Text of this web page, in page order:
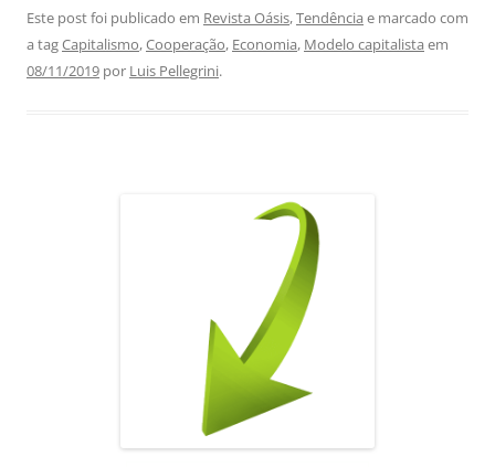
c
e
at
s
k
e
e
gr
ai
l
ar
e
Este post foi publicado em Revista Oásis,Tendência e marcado com
a tagCapitalismo,Cooperação, Economia, Modelo capitalista em
08/11/2019 por Luis Pellegrini.